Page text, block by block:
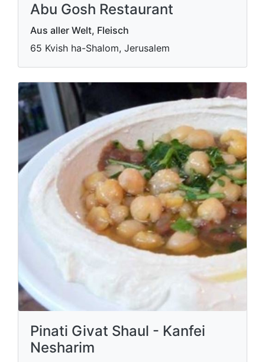
Abu Gosh Restaurant
Aus aller Welt, Fleisch
65 Kvish ha-Shalom, Jerusalem
Pinati Givat Shaul - Kanfei
Nesharim